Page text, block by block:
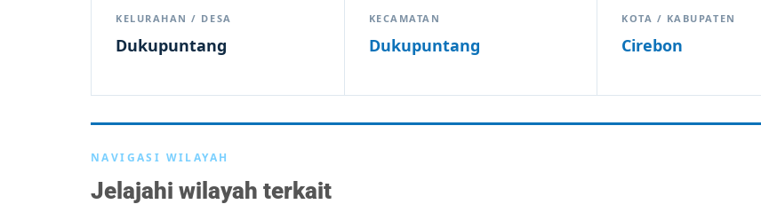
KELURAHAN / DESA
Dukupuntang
KECAMATAN
Dukupuntang
KOTA / KABUPATEN
Cirebon
NAVIGASI WILAYAH
Jelajahi wilayah terkait